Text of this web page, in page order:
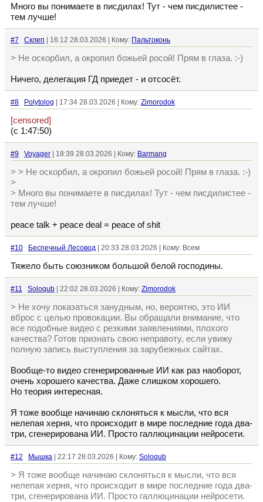
Много вы понимаете в писдилах! Тут - чем писдилистее -
тем лучше!
#7 Склеп | 16:12 28.03.2026 | Кому: Пальтоконь
> Не оскорбил, а окропил божьей росой! Прям в глаза. :-)
Ничего, делегация ГД приедет - и отсосёт.
#8 Polytolog | 17:34 28.03.2026 | Кому: Zimorodok
[censored]
(с 1:47:50)
#9 Voyager | 18:39 28.03.2026 | Кому: Barmang
> > Не оскорбил, а окропил божьей росой! Прям в глаза. :-)
>
> Много вы понимаете в писдилах! Тут - чем писдилистее -
тем лучше!
peace talk + peace deal = peace of shit
#10 Беспечный Лесовод | 20:33 28.03.2026 | Кому: Всем
Тяжело быть союзником большой белой господины.
#11 Soloqub | 22:02 28.03.2026 | Кому: Zimorodok
> Не хочу показаться занудным, но, вероятно, это ИИ
вброс с целью провокации. Вы обращали внимание, что
все подобные видео с резкими заявлениями, плохого
качества? Готов признать свою неправоту, если увижу
полную запись выступления за зарубежных сайтах.
Вообще-то видео сгенерированные ИИ как раз наоборот,
очень хорошего качества. Даже слишком хорошего.
Но теория интересная.
Я тоже вообще начинаю склоняться к мысли, что вся
нелепая херня, что происходит в мире последние года два-
три, сгенерирована ИИ. Просто галлюцинации нейросети.
#12 Мышка | 22:17 28.03.2026 | Кому: Soloqub
> Я тоже вообще начинаю склоняться к мысли, что вся
нелепая херня, что происходит в мире последние года два-
три, сгенерирована ИИ. Просто галлюцинации нейросети.